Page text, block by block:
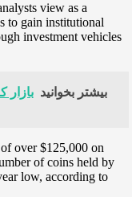
view as a
to gain institutional
investment vehicles
بیشتر بخوانید بازار
over $125,000 on
of coins held by
low, according to